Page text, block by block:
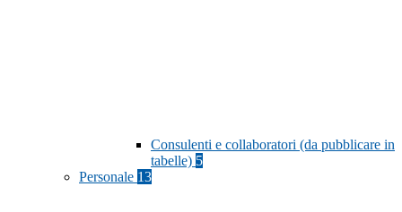
Consulenti e collaboratori (da pubblicare in
tabelle) 5
Personale 13